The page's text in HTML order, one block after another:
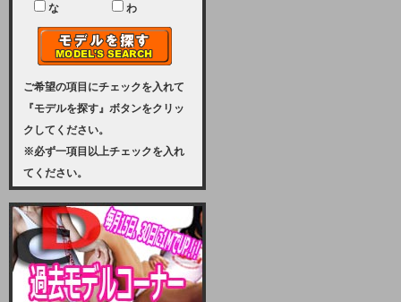
けいたしまして申し訳ございませ
ん。
2023-08-31 (木)
【サーバーメンテナンス実施のお知
らせ】
2023年 9月10日（日曜日）午前8：
サーバーメンテナンスを実施いたし
ます。その為、アクセスはできませ
ますが、ご理解の程を宜しくお願い
致します。
2022-09-01 (木)
【サーバーメンテナンスのお知ら
な わ
ご希望の項目にチェックを入れて
『モデルを探す』ボタンをクリッ
クしてください。
※必ず一項目以上チェックを入れ
てください。